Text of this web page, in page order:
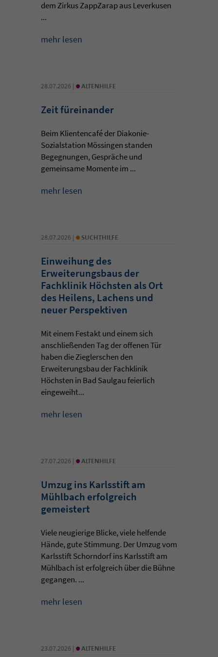
dem Zirkus ZappZarap aus Leverkusen
...
mehr lesen
28.07.2026 | • ALTENHILFE
Zeit füreinander
Beim Klientencafé der Diakonie-
Sozialstation Mössingen standen
Begegnungen, Gespräche und
gemeinsame Momente im ...
mehr lesen
28.07.2026 | • SUCHTHILFE
Einweihung des
Erweiterungsbaus der
Fachklinik Höchsten als Ort
des Heilens, Lachens und
neuer Perspektiven
Mit einem Festakt und einem sich
anschließenden Tag der offenen Tür
haben die Zieglerschen den
Erweiterungsbau der Fachklinik
Höchsten in Bad Saulgau feierlich
eingeweiht...
mehr lesen
27.07.2026 | • ALTENHILFE
Umzug ins Karlsstift am
Mühlbach erfolgreich
gemeistert
Viele neugierige Blicke, viele helfende
Hände, gute Stimmung. Der Umzug vom
Karlsstift Schorndorf ins Karlsstift am
Mühlbach ist erfolgreich über die Bühne
gegangen. ...
mehr lesen
23.07.2026 | • ALTENHILFE